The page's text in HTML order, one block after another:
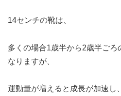
14センチの靴は、
多くの場合1歳半から2歳半ごろ
なりますが、
運動量が増えると成長が加速し、